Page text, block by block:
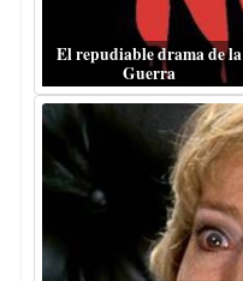
El repudiable drama de la
Guerra